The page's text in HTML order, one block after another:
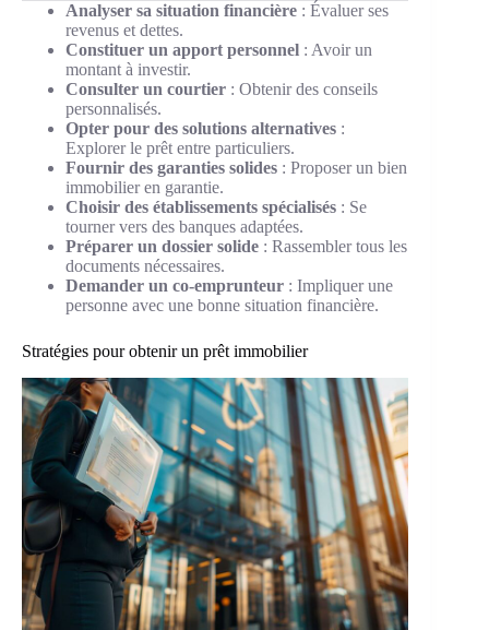
Analyser sa situation financière : Évaluer ses
revenus et dettes.
Constituer un apport personnel : Avoir un
montant à investir.
Consulter un courtier : Obtenir des conseils
personnalisés.
Opter pour des solutions alternatives :
Explorer le prêt entre particuliers.
Fournir des garanties solides : Proposer un bien
immobilier en garantie.
Choisir des établissements spécialisés : Se
tourner vers des banques adaptées.
Préparer un dossier solide : Rassembler tous les
documents nécessaires.
Demander un co-emprunteur : Impliquer une
personne avec une bonne situation financière.
Stratégies pour obtenir un prêt immobilier